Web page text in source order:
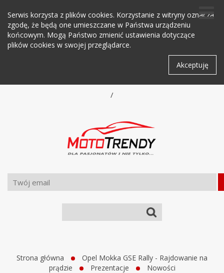
Serwis korzysta z plików cookies. Korzystanie z witryny oznacza
zgodę, że będą one umieszczane w Państwa urządzeniu
końcowym. Mogą Państwo zmienić ustawienia dotyczące
plików cookies w swojej przeglądarce.
Akceptuję
/
Strona główna
Opel Mokka GSE Rally - Rajdowanie na
prądzie
Prezentacje Nowości